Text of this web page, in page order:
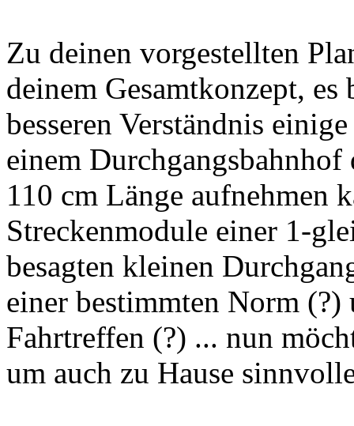
Zu deinen vorgestellten
deinem Gesamtkonzept,
besseren Verständnis
einem
110 cm Länge aufnehmen
Streckenmodule einer 1-
besagten kleinen
einer bestimmten Norm
Fahrtreffen (?) ... nun
um auch zu Hause